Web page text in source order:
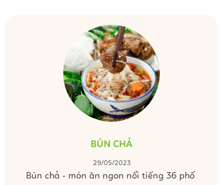
BÚN CHẢ
29/05/2023
Bún chả - món ăn ngon nổi tiếng 36 phố